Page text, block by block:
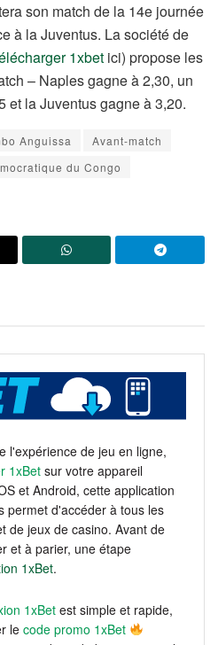
son match de la 14e journée
à la Juventus. La société de
1xbet ici) propose les
– Naples gagne à 2,30, un
et la Juventus gagne à 3,20.
Anguissa
Avant-match
du Congo
l'expérience de jeu en ligne,
1xBet sur votre appareil
et Android, cette application
permet d'accéder à tous les
de jeux de casino. Avant de
et à parier, une étape
1xBet.
1xBet est simple et rapide,
le code promo 1xBet